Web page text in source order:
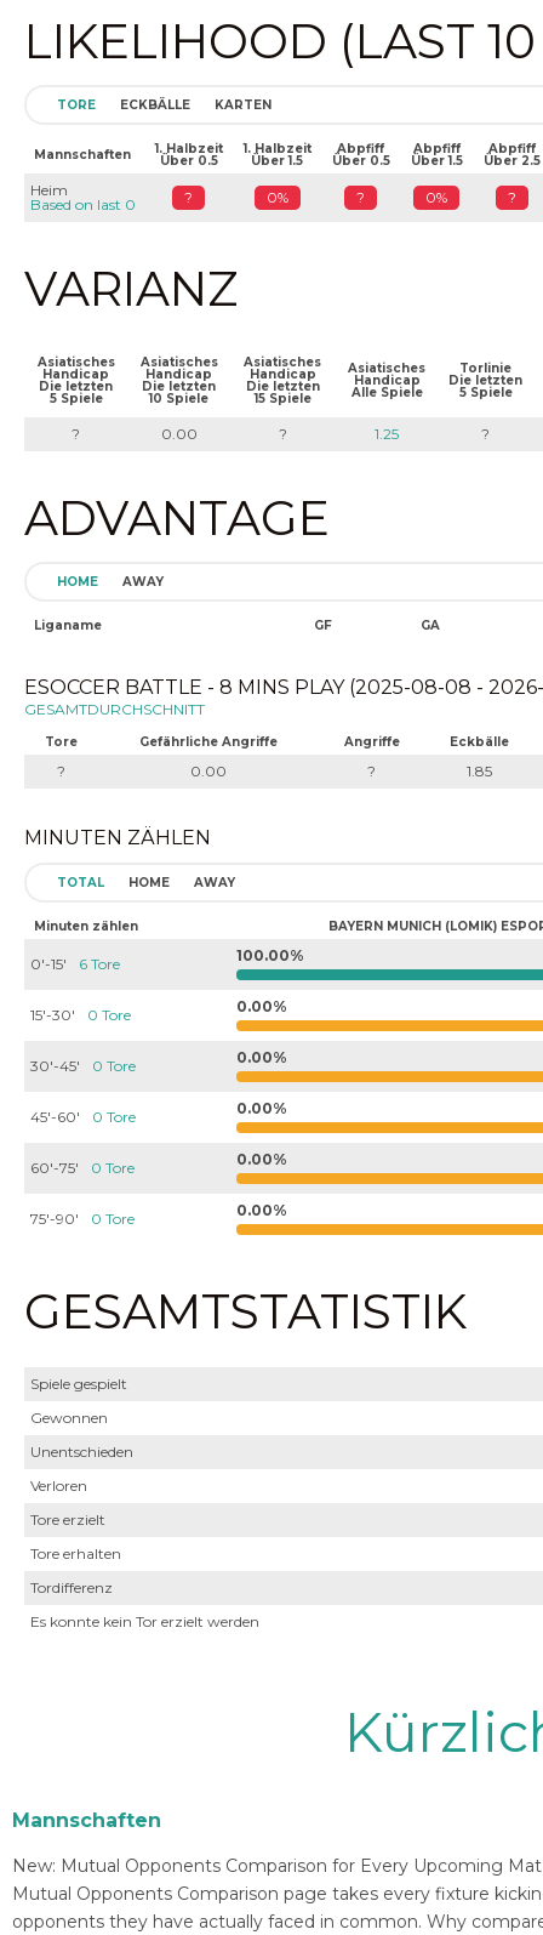
LIKELIHOOD (LAST
TORE ECKBÄLLE KARTEN
Mannschaften 1. Halbzeit
Über 0.5
1. Halbzeit
Über 1.5
Abpfiff
Über 0.5
Abpfiff
Über 1.5
Abpfiff
Über 2.5
Heim
Based on last 0
? 0% ? 0% ?
VARIANZ
Asiatisches
Handicap
Die letzten
5 Spiele
Asiatisches
Handicap
Die letzten
10 Spiele
Asiatisches
Handicap
Die letzten
15 Spiele
Asiatisches
Handicap
Alle Spiele
Torlinie
Die letzten
5 Spiele
? 0.00 ? 1.25 ?
ADVANTAGE
HOME AWAY
Liganame GF GA
ESOCCER BATTLE - 8 MINS PLAY (2025-08-08 -
GESAMTDURCHSCHNITT
Tore Gefährliche Angriffe Angriffe Eckbälle
? 0.00 ? 1.85
MINUTEN ZÄHLEN
TOTAL HOME AWAY
Minuten zählen BAYERN MUNICH (LOMIK)
0'-15' 6 Tore 100.00%
15'-30' 0 Tore 0.00%
30'-45' 0 Tore 0.00%
45'-60' 0 Tore 0.00%
60'-75' 0 Tore 0.00%
75'-90' 0 Tore 0.00%
GESAMTSTATISTIK
Spiele gespielt
Gewonnen
Unentschieden
Verloren
Tore erzielt
Tore erhalten
Tordifferenz
Es konnte kein Tor erzielt werden
Mannschaften
New: Mutual Opponents Comparison for Every Upcoming
Mutual Opponents Comparison page takes every fixture
opponents they have actually faced in common. Why